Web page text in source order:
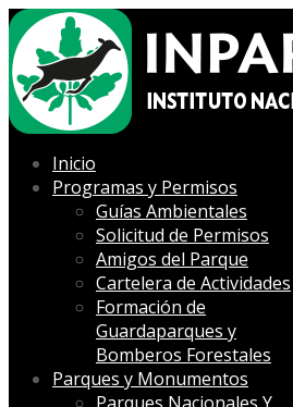
Inicio
Programas y Permisos
Guías Ambientales
Solicitud de Permisos
Amigos del Parque
Cartelera de Actividades
Formación de
Guardaparques y
Bomberos Forestales
Parques y Monumentos